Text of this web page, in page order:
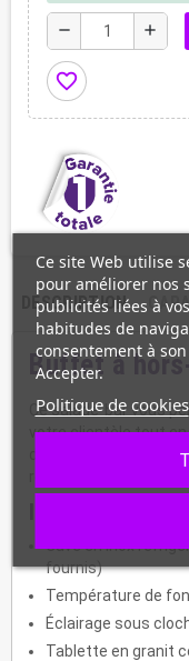
remove add
favorite_border
DESCRIPTION
Buffet à
Ce salade-bar vous
votre clientèle tout
dispose notamment
Cuve en inox
fournis)
Température de
Éclairage sous
Tablette en granit
Ce site Web utilise
pour améliorer nos
publicités liées à
habitudes de
consentement à
Accepter.
Politique de cookies